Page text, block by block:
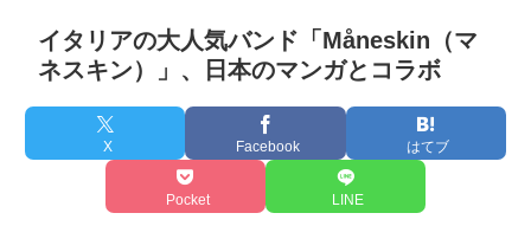
イタリアの大人気バンド「Måneskin（マ
ネスキン）」、日本のマンガとコラボ
X Facebook はてブ
Pocket LINE